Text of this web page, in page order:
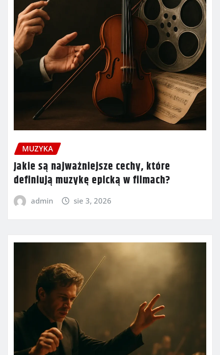
MUZYKA
Jakie są najważniejsze cechy, które
definiują muzykę epicką w filmach?
admin sie 3, 2026